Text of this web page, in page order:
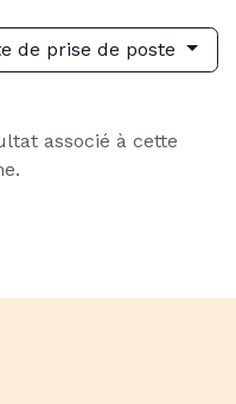
de prise de poste
associé à cette